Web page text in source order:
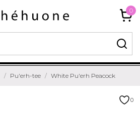
0
Pu'erh-tee White Pu'erh Peacock
0